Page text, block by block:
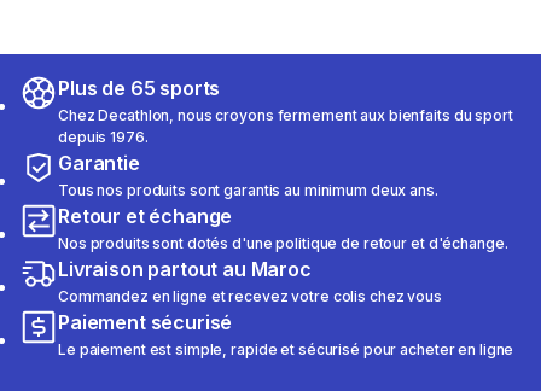
Plus de 65 sports
Chez Decathlon, nous croyons fermement aux bienfaits du sport
depuis 1976.
Garantie
Tous nos produits sont garantis au minimum deux ans.
Retour et échange
Nos produits sont dotés d'une politique de retour et d'échange.
Livraison partout au Maroc
Commandez en ligne et recevez votre colis chez vous
Paiement sécurisé
Le paiement est simple, rapide et sécurisé pour acheter en ligne